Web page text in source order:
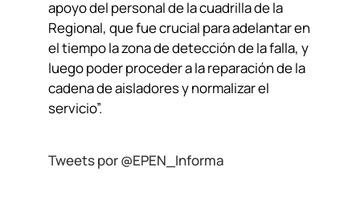
apoyo del personal de la cuadrilla de la
Regional, que fue crucial para adelantar en
el tiempo la zona de detección de la falla, y
luego poder proceder a la reparación de la
cadena de aisladores y normalizar el
servicio”.
Tweets por @EPEN_Informa